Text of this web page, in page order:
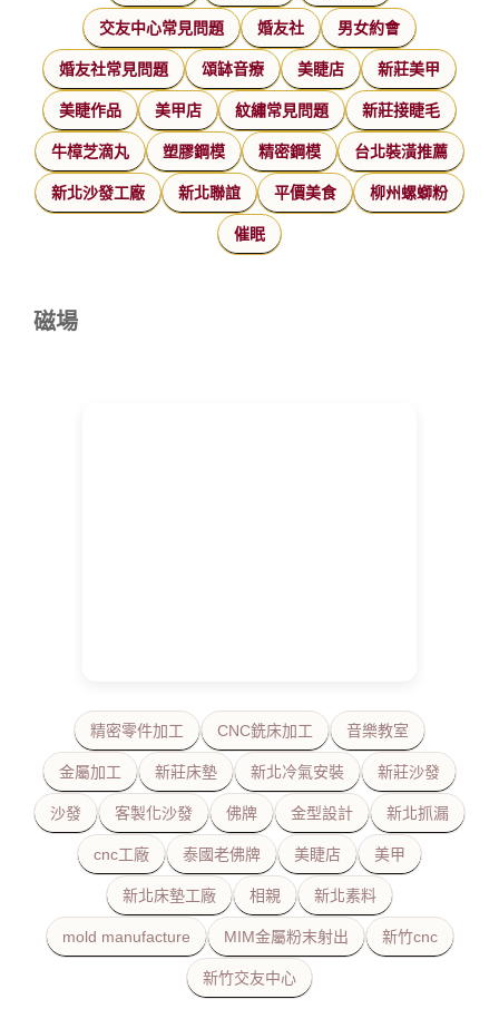
交友中心常見問題 婚友社 男女約會
婚友社常見問題 頌缽音療 美睫店 新莊美甲
美睫作品 美甲店 紋繡常見問題 新莊接睫毛
牛樟芝滴丸 塑膠鋼模 精密鋼模 台北裝潢推薦
新北沙發工廠 新北聯誼 平價美食 柳州螺螄粉
催眠
磁場
精密零件加工 CNC銑床加工 音樂教室
金屬加工 新莊床墊 新北冷氣安裝 新莊沙發
沙發 客製化沙發 佛牌 金型設計 新北抓漏
cnc工廠 泰國老佛牌 美睫店 美甲
新北床墊工廠 相親 新北素料
mold manufacture MIM金屬粉末射出 新竹cnc
新竹交友中心